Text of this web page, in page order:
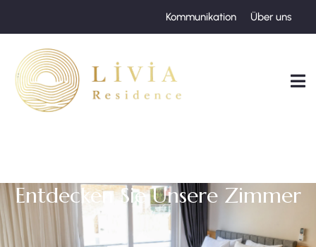
Kommunikation Über uns
Entdecken Sie Unsere Zimmer